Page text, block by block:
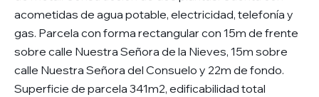
acometidas de agua potable, electricidad, telefonía y
gas. Parcela con forma rectangular con 15m de frente
sobre calle Nuestra Señora de la Nieves, 15m sobre
calle Nuestra Señora del Consuelo y 22m de fondo.
Superficie de parcela 341m2, edificabilidad total